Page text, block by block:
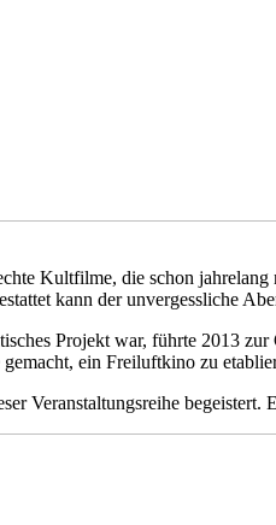
Kultfilme, die schon
kann der unvergessliche
Projekt war, führte 2013
ein Freiluftkino zu
Veranstaltungsreihe begeistert.